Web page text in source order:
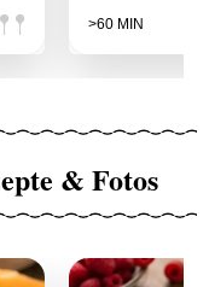
>60 MIN
& Fotos